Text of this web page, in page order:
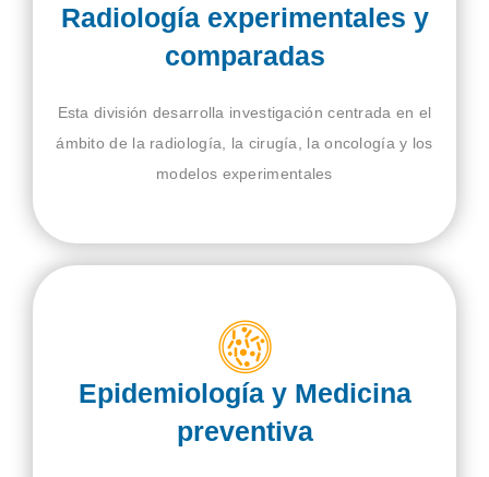
Radiología experimentales y
comparadas
Esta división desarrolla investigación centrada en el
ámbito de la radiología, la cirugía, la oncología y los
modelos experimentales
Epidemiología y Medicina
preventiva